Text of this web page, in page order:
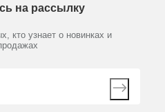
на рассылку
кто узнает о новинках и